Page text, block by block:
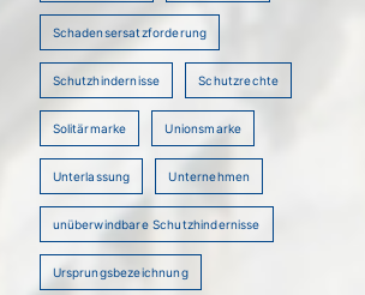
Schadensersatzforderung
Schutzhindernisse Schutzrechte
Solitärmarke Unionsmarke
Unterlassung Unternehmen
unüberwindbare Schutzhindernisse
Ursprungsbezeichnung